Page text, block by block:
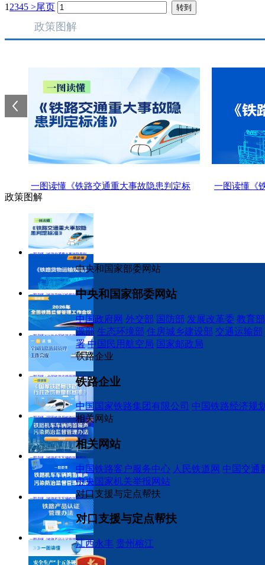
12345 >尾页
政策图解
一图读懂《铁路交通重大事故隐患判定标
准》
一图读懂《
一图读懂：全国铁路监督管理工作会议
一图读懂《
权基准》
一图读懂《铁路机车车辆鸣笛噪声污染防
治监督管理办法》
政策图解
一图读懂《铁路交通重大事故隐患判定标准》
一图读懂《铁路货物运输规则》
一图读懂2026年全国铁路监督管理工作会议
一图读懂：全国铁路监督管理工作会议
一图读懂《国家铁路局铁路行政处罚裁量权基准》
一图读懂《铁路机车车辆鸣笛噪声污染防治监督管理办法》
一图读懂《铁路机车车辆鸣笛噪声污染防治监督管理办法》
一图读懂《铁路产品认证管理办法》
中央和国家部委网站
中央和国家部委网站
中国政府网 外交部 国防部 发展改革委 教育部
源部 生态环境部 住房城乡建设部 交通运输部
署 中国民用航空局 国家邮政局
铁路企业
铁路企业
中国国家铁路集团有限公司 中国铁路经济规
相关网站
相关网站
中国铁路客户服务中心 人民铁道网 中国交通
中央国家机关举报网站
对口支援与定点帮扶
对口支援与定点帮扶
江西永丰 贵州榕江